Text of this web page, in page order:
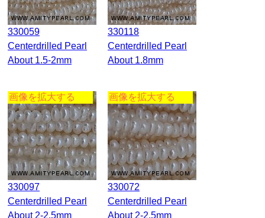
330059
Centerdrilled Pearl
About 1.5-2mm
330118
Centerdrilled Pearl
About 1.8mm
画像を拡大する
330097
Centerdrilled Pearl
About 2-2.5mm
画像を拡大する
330072
Centerdrilled Pearl
About 2-2.5mm